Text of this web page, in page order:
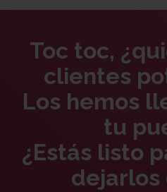
Toc toc,
clientes
Los hemos
tu
¿Estás listo
dejarlos